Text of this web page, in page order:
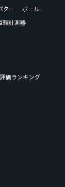
ター
ボール
離計測器
価ランキング